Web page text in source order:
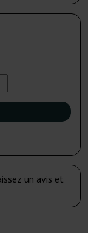
un avis et